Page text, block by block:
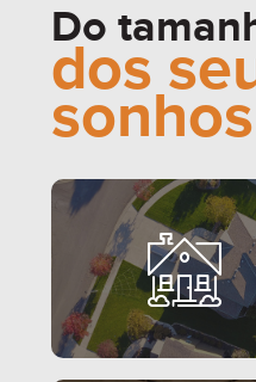
Do
dos
sonhos